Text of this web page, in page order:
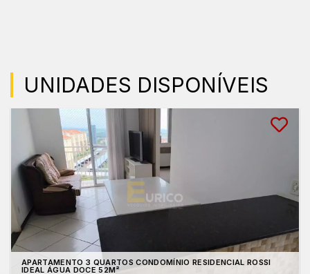
UNIDADES DISPONÍVEIS
APARTAMENTO 3 QUARTOS CONDOMÍNIO RESIDENCIAL ROSSI
IDEAL ÁGUA DOCE 52M²